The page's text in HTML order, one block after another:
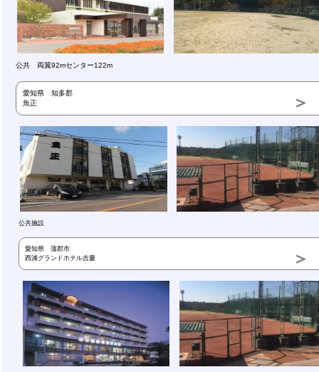
公共 両翼92mセンター122m
愛知県 知多郡
魚正
公共施設
愛知県 蒲郡市
西浦グランドホテル吉慶